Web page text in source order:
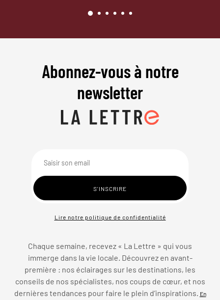
Abonnez-vous à notre
newsletter
Lire notre politique de confidentialité
Chaque semaine, recevez « La Lettre » qui vous
immerge dans la vie locale. Découvrez en avant-
première : nos éclairages sur les destinations, les
conseils de nos spécialistes, nos coups de cœur, et nos
dernières tendances pour faire le plein d’inspirations. En